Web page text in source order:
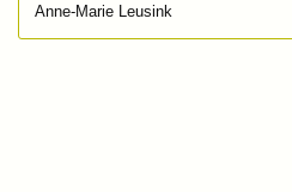
Anne-Marie Leusink